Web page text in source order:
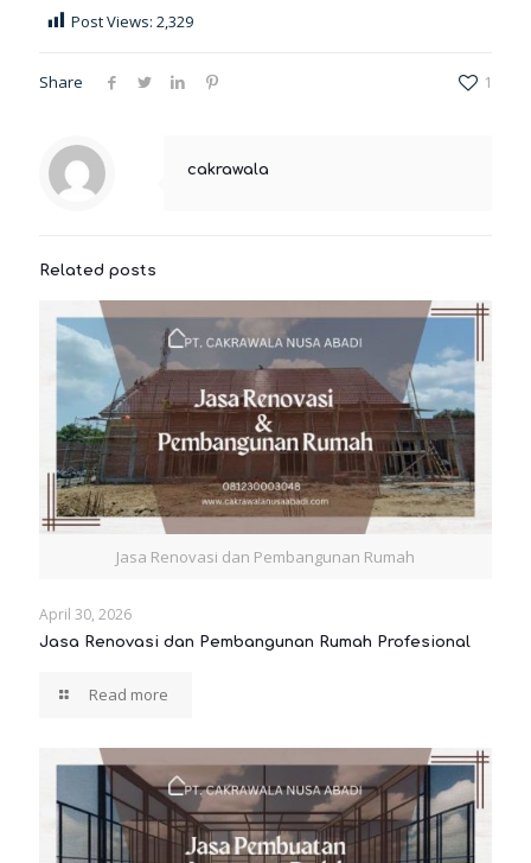
Post Views: 2,329
Share 1
cakrawala
Related posts
Jasa Renovasi dan Pembangunan Rumah
April 30, 2026
Jasa Renovasi dan Pembangunan Rumah Profesional
Read more